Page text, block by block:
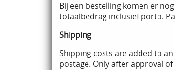
Bij een bestelling komen er
totaalbedrag inclusief porto.
Shipping
Shipping costs are added to
postage. Only after approval